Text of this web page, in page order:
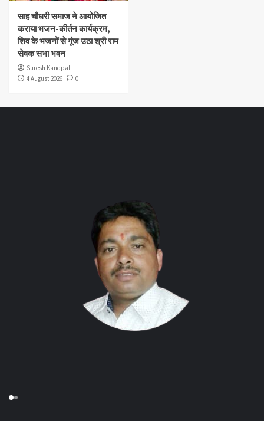
साह चौधरी समाज ने आयोजित
कराया भजन-कीर्तन कार्यक्रम,
शिव के भजनों से गूंज उठा श्री राम
सेवक सभा भवन
Suresh Kandpal
4 August 2026
0